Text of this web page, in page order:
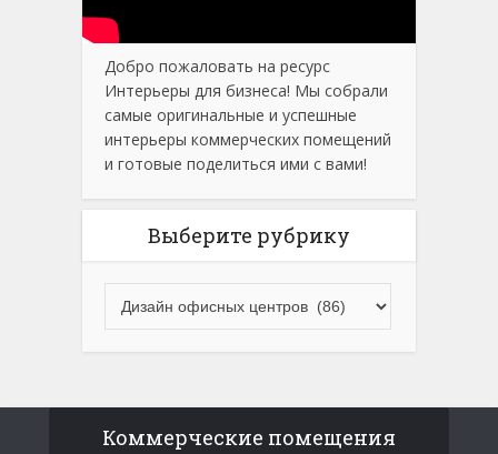
Добро пожаловать на ресурс
Интерьеры для бизнеса! Мы собрали
самые оригинальные и успешные
интерьеры коммерческих помещений
и готовые поделиться ими с вами!
Выберите рубрику
Коммерческие помещения